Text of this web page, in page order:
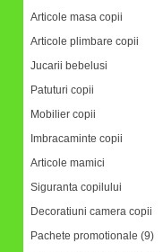
Articole masa copii
Articole plimbare copii
Jucarii bebelusi
Patuturi copii
Mobilier copii
Imbracaminte copii
Articole mamici
Siguranta copilului
Decoratiuni camera copii
Pachete promotionale (9)